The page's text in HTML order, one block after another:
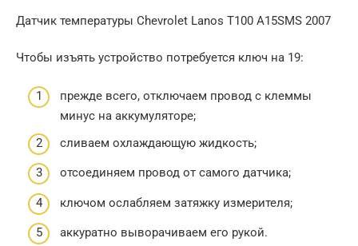
Датчик температуры Chevrolet Lanos T100 A15SMS 2007
Чтобы изъять устройство потребуется ключ на 19:
прежде всего, отключаем провод с клеммы
минус на аккумуляторе;
сливаем охлаждающую жидкость;
отсоединяем провод от самого датчика;
ключом ослабляем затяжку измерителя;
аккуратно выворачиваем его рукой.